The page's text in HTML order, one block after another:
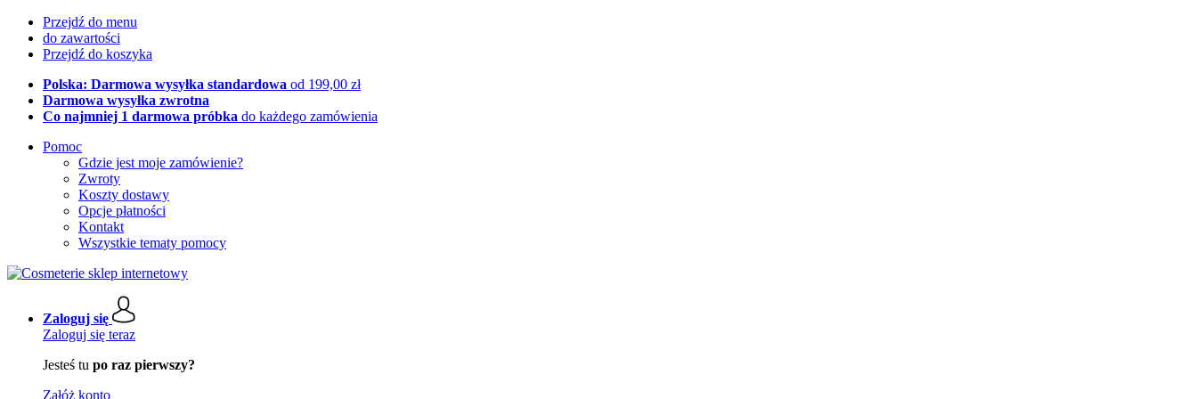
Przejdź do menu
do zawartości
Przejdź do koszyka
Polska: Darmowa wysyłka standardowa od 199,00 zł
Darmowa wysyłka zwrotna
Co najmniej 1 darmowa próbka do każdego zamówienia
Pomoc
Gdzie jest moje zamówienie?
Zwroty
Koszty dostawy
Opcje płatności
Kontakt
Wszystkie tematy pomocy
Zaloguj się
Zaloguj się teraz
Jesteś tu po raz pierwszy?
Załóż konto